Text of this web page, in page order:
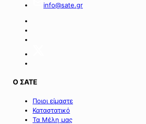
info@sate.gr
Ο ΣΑΤΕ
Ποιοι είμαστε
Καταστατικό
Τα Μέλη μας